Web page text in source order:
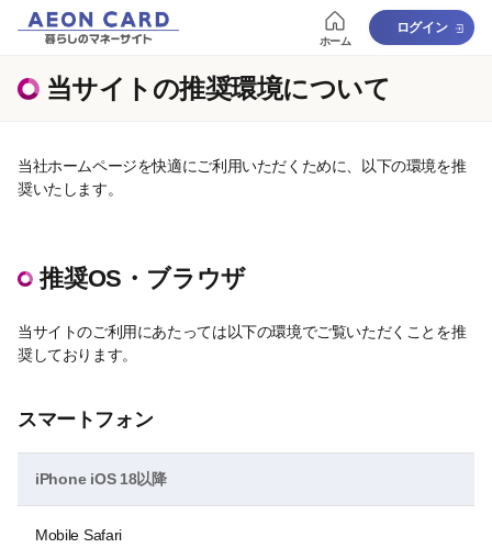
ホーム
ログイン
当サイトの推奨環境について
当社ホームページを快適にご利用いただくために、以下の環境を推
奨いたします。
推奨OS・ブラウザ
当サイトのご利用にあたっては以下の環境でご覧いただくことを推
奨しております。
スマートフォン
iPhone iOS 18以降
Mobile Safari